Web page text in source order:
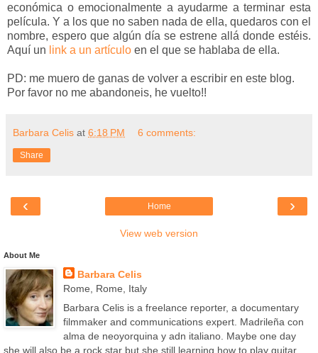
económica o emocionalmente a ayudarme a terminar esta
película. Y a los que no saben nada de ella, quedaros con el
nombre, espero que algún día se estrene allá donde estéis.
Aquí un link a un artículo en el que se hablaba de ella.
PD: me muero de ganas de volver a escribir en este blog.
Por favor no me abandoneis, he vuelto!!
Barbara Celis at 6:18 PM 6 comments:
Share
‹ ›
Home
View web version
About Me
Barbara Celis
Rome, Rome, Italy
Barbara Celis is a freelance reporter, a documentary
filmmaker and communications expert. Madrileña con
alma de neoyorquina y adn italiano. Maybe one day
she will also be a rock star but she still learning how to play guitar.